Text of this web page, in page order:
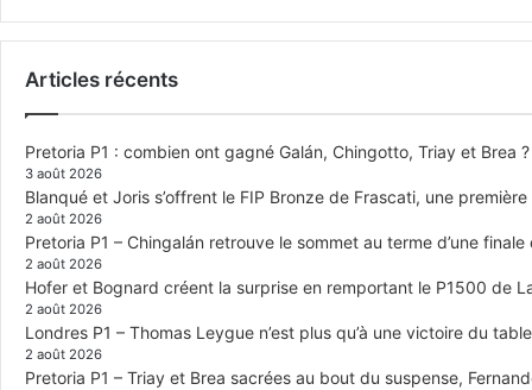
Articles récents
Pretoria P1 : combien ont gagné Galán, Chingotto, Triay et Brea ?
3 août 2026
Blanqué et Joris s’offrent le FIP Bronze de Frascati, une
2 août 2026
Pretoria P1 – Chingalán retrouve le sommet au terme d’une
2 août 2026
Hofer et Bognard créent la surprise en remportant le P1500 de
2 août 2026
Londres P1 – Thomas Leygue n’est plus qu’à une victoire du
2 août 2026
Pretoria P1 – Triay et Brea sacrées au bout du suspense,